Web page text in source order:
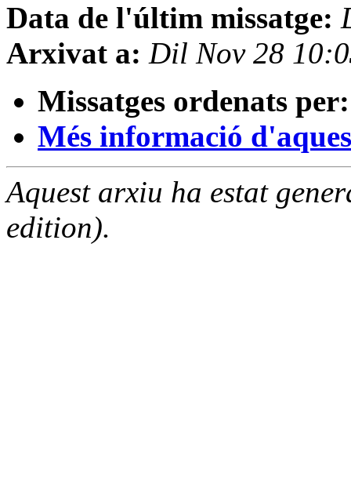
Data de l'últim missatge:
Arxivat a: Dil Nov 28
Missatges ordenats per:
Més informació
Aquest arxiu ha estat
edition).